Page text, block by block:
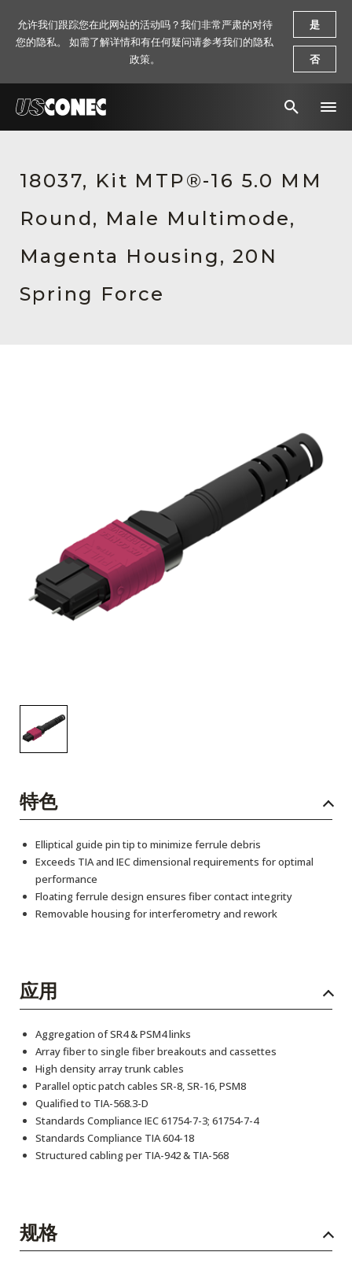
解决方案
产品
资源
关于我们
18037, Kit MTP®-16 5.0 MM
Round, Male Multimode,
Magenta Housing, 20N
Spring Force
特色
Elliptical guide pin tip to minimize ferrule debris
Exceeds TIA and IEC dimensional requirements for optimal
performance
Floating ferrule design ensures fiber contact integrity
Removable housing for interferometry and rework
应用
Aggregation of SR4 & PSM4 links
Array fiber to single fiber breakouts and cassettes
High density array trunk cables
Parallel optic patch cables SR-8, SR-16, PSM8
Qualified to TIA-568.3-D
Standards Compliance IEC 61754-7-3; 61754-7-4
Standards Compliance TIA 604-18
Structured cabling per TIA-942 & TIA-568
规格
允许我们跟踪您在此网站的活动吗？我们非常严肃的对待
您的隐私。 如需了解详情和有任何疑问请参考我们的隐私
政策。
是
否